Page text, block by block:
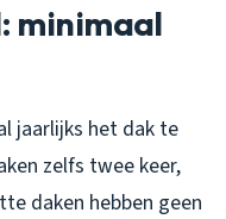
minimaal
jaarlijks het dak te
zelfs twee keer,
daken hebben geen